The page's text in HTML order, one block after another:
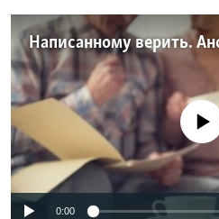
Вернутся
поиску
КАВКАЗ.РЕАЛИИ
СЕВЕР.РЕАЛИИ
СИБИРЬ.РЕАЛИИ
РАСПИСАНИЕ ВЕЩАНИЯ
ПОДПИШИТЕСЬ НА
СОЦИАЛЬНЫЕ СЕТИ
Написанному верить.
No media source
0:00